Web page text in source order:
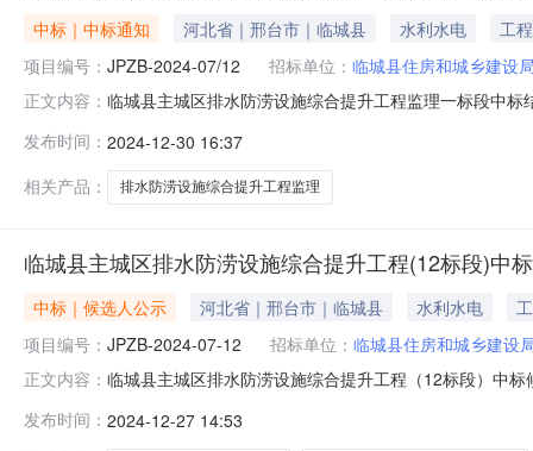
中标｜中标通知 河北省｜邢台市｜临城县 水利水电
工程
项目编号： JPZB-2024-07/12 招标单位： 临城县住房和城乡建设
正文内容： 临城县主城区排水防涝设施综合提升工程监理一标段中
司投标总价（元）:310000质量标准:合格监理服务期限:
县
发布时间： 2024-12-30 16:37
相关产品：
排水防涝设施综合提升工程监理
临城县主城区排水防涝设施综合提升工程(12标段)中
中标｜候选人公示 河北省｜邢台市｜临城县 水利水电
项目编号： JPZB-2024-07-12 招标单位： 临城县住房和城乡建设
正文内容： 临城县主城区排水防涝设施综合提升工程（12标段）中
业:工程房建市政所属地区:河北省邢台市临城县开标时
发布时间： 2024-12-27 14:53